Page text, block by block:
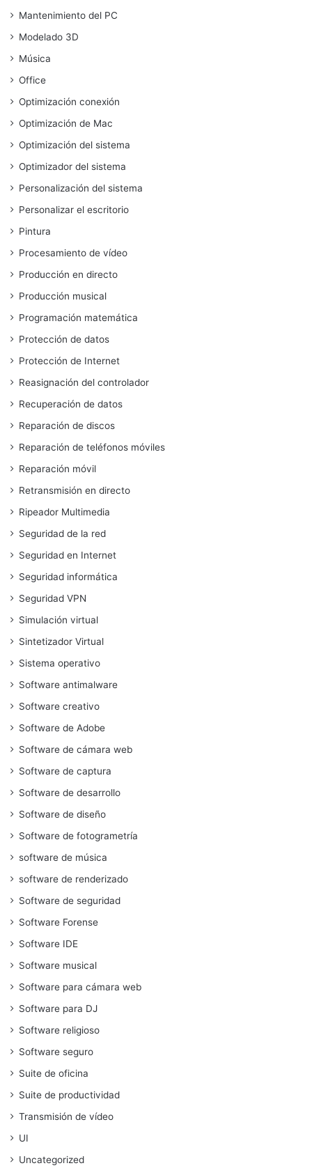
Mantenimiento del PC
Modelado 3D
Música
Office
Optimización conexión
Optimización de Mac
Optimización del sistema
Optimizador del sistema
Personalización del sistema
Personalizar el escritorio
Pintura
Procesamiento de vídeo
Producción en directo
Producción musical
Programación matemática
Protección de datos
Protección de Internet
Reasignación del controlador
Recuperación de datos
Reparación de discos
Reparación de teléfonos móviles
Reparación móvil
Retransmisión en directo
Ripeador Multimedia
Seguridad de la red
Seguridad en Internet
Seguridad informática
Seguridad VPN
Simulación virtual
Sintetizador Virtual
Sistema operativo
Software antimalware
Software creativo
Software de Adobe
Software de cámara web
Software de captura
Software de desarrollo
Software de diseño
Software de fotogrametría
software de música
software de renderizado
Software de seguridad
Software Forense
Software IDE
Software musical
Software para cámara web
Software para DJ
Software religioso
Software seguro
Suite de oficina
Suite de productividad
Transmisión de vídeo
UI
Uncategorized